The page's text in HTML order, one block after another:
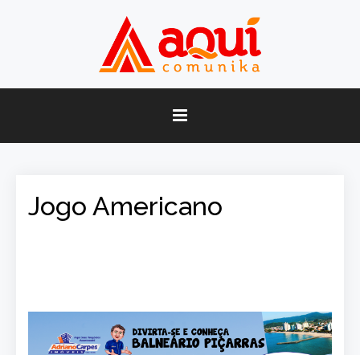
Jogo Americano